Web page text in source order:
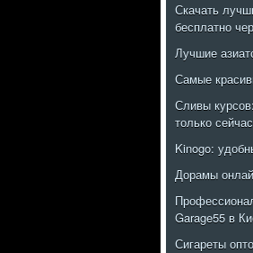
Скачать
бесплатно
Лучшие
Самые
Сливы
только сейчас
Kinogo:
Дорамы
Garage55 в
Сигареты